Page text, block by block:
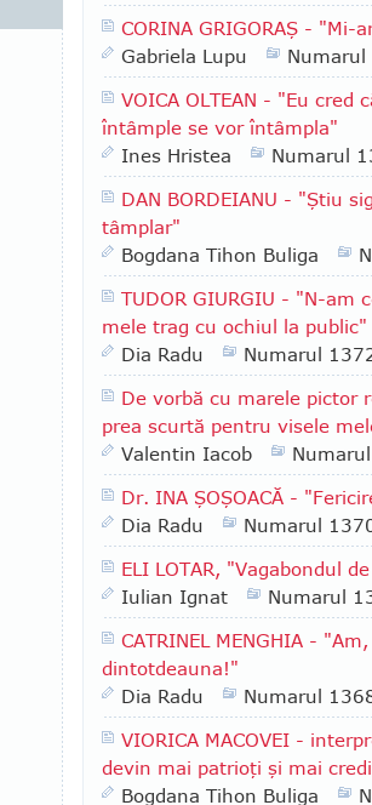
CORINA GRIGORAŞ -
Gabriela Lupu
VOICA OLTEAN - "Eu
întâmple se vor întâmpla"
Ines Hristea
Numarul
DAN BORDEIANU - "Ştiu
tâmplar"
Bogdana Tihon Buliga
TUDOR GIURGIU - "N-am
mele trag cu ochiul la public"
Dia Radu
Numarul
De vorbă cu marele pictor
prea scurtă pentru visele
Valentin Iacob
Dr. INA ŞOŞOACĂ -
Dia Radu
Numarul
ELI LOTAR, "Vagabondul
Iulian Ignat
Numarul
CATRINEL MENGHIA -
dintotdeauna!"
Dia Radu
Numarul
VIORICA MACOVEI -
devin mai patrioţi şi mai
Bogdana Tihon Buliga